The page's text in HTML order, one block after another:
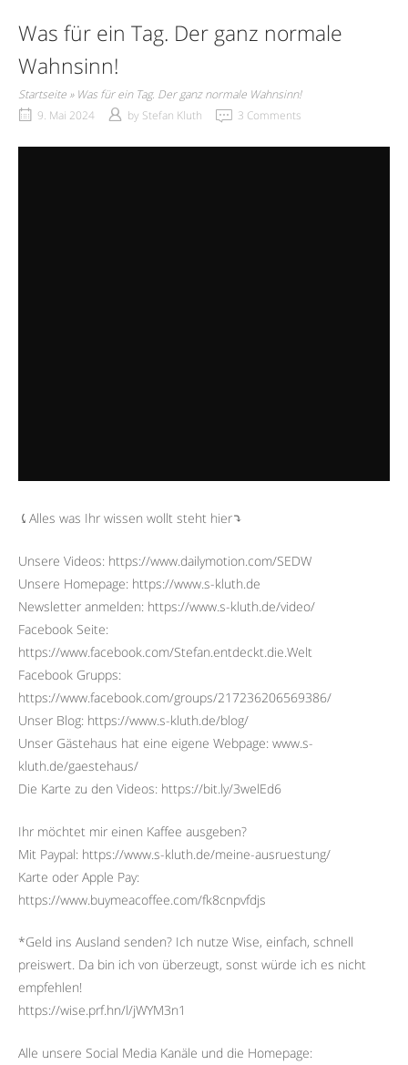
Was für ein Tag. Der ganz normale
Wahnsinn!
Startseite » Was für ein Tag. Der ganz normale Wahnsinn!
9. Mai 2024
by Stefan Kluth 3 Comments
⤹Alles was Ihr wissen wollt steht hier⤵︎
Unsere Videos: https://www.dailymotion.com/SEDW
Unsere Homepage: https://www.s-kluth.de
Newsletter anmelden: https://www.s-kluth.de/video/
Facebook Seite:
https://www.facebook.com/Stefan.entdeckt.die.Welt
Facebook Grupps:
https://www.facebook.com/groups/217236206569386/
Unser Blog: https://www.s-kluth.de/blog/
Unser Gästehaus hat eine eigene Webpage: www.s-
kluth.de/gaestehaus/
Die Karte zu den Videos: https://bit.ly/3welEd6
Ihr möchtet mir einen Kaffee ausgeben?
Mit Paypal: https://www.s-kluth.de/meine-ausruestung/
Karte oder Apple Pay:
https://www.buymeacoffee.com/fk8cnpvfdjs
*Geld ins Ausland senden? Ich nutze Wise, einfach, schnell
preiswert. Da bin ich von überzeugt, sonst würde ich es nicht
empfehlen!
https://wise.prf.hn/l/jWYM3n1
Alle unsere Social Media Kanäle und die Homepage: